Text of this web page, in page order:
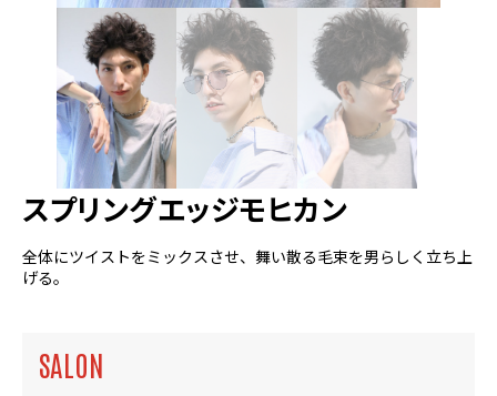
スプリングエッジモヒカン
全体にツイストをミックスさせ、舞い散る毛束を男らしく立ち上
げる。
SALON